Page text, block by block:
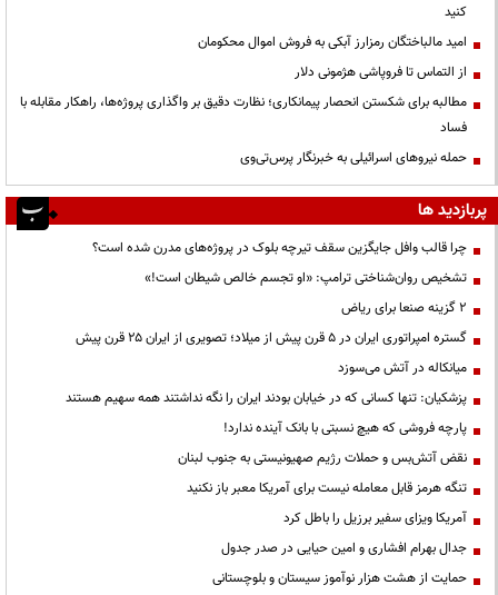
کنید
امید مالباختگان رمزارز آبکی به فروش اموال محکومان
از التماس تا فروپاشی هژمونی دلار
مطالبه برای شکستن انحصار پیمانکاری؛ نظارت دقیق بر واگذاری پروژه‌ها، راهکار مقابله با
فساد
حمله نیروهای اسرائیلی به خبرنگار پرس‌تی‌وی
پربازدید ها
چرا قالب وافل جایگزین سقف تیرچه بلوک در پروژه‌های مدرن شده است؟
تشخیص روان‌شناختی ترامپ: «او تجسم خالص شیطان است!»
۲ گزینه صنعا برای ریاض
گستره امپراتوری ایران در ۵ قرن پیش از میلاد؛ تصویری از ایران ۲۵ قرن پیش
میانکاله در آتش می‌سوزد
پزشکیان: تنها کسانی که در خیابان بودند ایران را نگه نداشتند همه سهیم هستند
پارچه فروشی که هیچ نسبتی با بانک آینده ندارد!
نقض آتش‌بس و حملات رژیم صهیونیستی به جنوب لبنان
تنگه هرمز قابل معامله نیست برای آمریکا معبر باز نکنید
آمریکا ویزای سفیر برزیل را باطل کرد
جدال بهرام افشاری و امین حیایی در صدر جدول
حمایت از هشت هزار نوآموز سیستان و بلوچستانی